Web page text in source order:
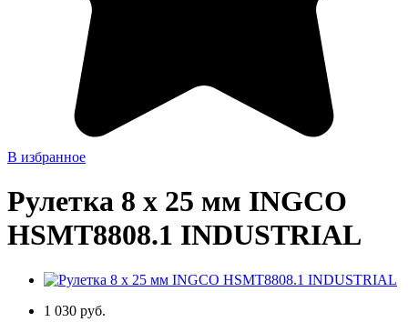
В избранное
Рулетка 8 х 25 мм INGCO
HSMT8808.1 INDUSTRIAL
1 030 руб.